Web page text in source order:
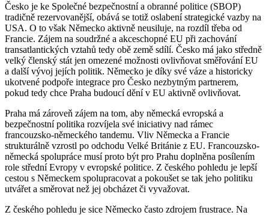
Česko je ke Společné bezpečnostní a obranné politice (SBOP)
tradičně rezervovanější, obává se totiž oslabení strategické vazby na
USA. O to však Německo aktivně neusiluje, na rozdíl třeba od
Francie. Zájem na soudržné a akceschopné EU při zachování
transatlantických vztahů tedy obě země sdílí. Česko má jako středně
velký členský stát jen omezené možnosti ovlivňovat směřování EU
a další vývoj jejích politik. Německo je díky své váze a historicky
ukotvené podpoře integrace pro Česko nezbytným partnerem,
pokud tedy chce Praha budoucí dění v EU aktivně ovlivňovat.
Praha má zároveň zájem na tom, aby německá evropská a
bezpečnostní politika rozvíjela své iniciativy nad rámec
francouzsko-německého tandemu. Vliv Německa a Francie
strukturálně vzrostl po odchodu Velké Británie z EU. Francouzsko-
německá spolupráce musí proto být pro Prahu doplněna posílením
role střední Evropy v evropské politice. Z českého pohledu je lepší
cestou s Německem spolupracovat a pokoušet se tak jeho politiku
utvářet a směrovat než jej obcházet či vyvažovat.
Z českého pohledu je sice Německo často zdrojem frustrace. Na